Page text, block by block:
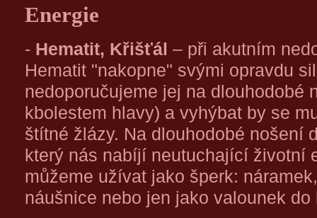
Energie
- Hematit, Křišťál – při akutním
Hematit "nakopne" svými opravdu
nedoporučujeme jej na dlouhodobé
kbolestem hlavy) a vyhýbat by se
štítné žlázy. Na dlouhodobé nošení
který nás nabíjí neutuchající životní
můžeme užívat jako šperk:
náušnice nebo jen jako valounek do